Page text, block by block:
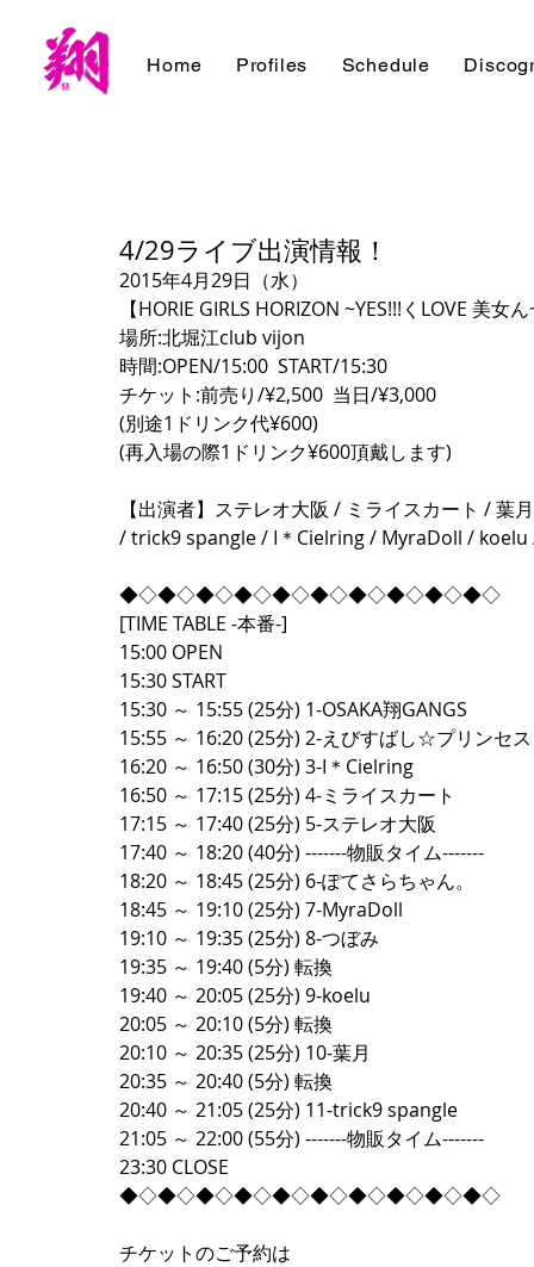
Home Profiles Schedule
4/29ライブ出演情報！
2015年4月29日（水）
【HORIE GIRLS HORIZON ~YES!!!くLOVE 美女
場所:北堀江club vijon
時間:OPEN/15:00  START/15:30
チケット:前売り/¥2,500  当日/¥3,000
(別途1ドリンク代¥600)
(再入場の際1ドリンク¥600頂戴します)
【出演者】ステレオ大阪 / ミライスカート /
/ trick9 spangle / I＊Cielring / MyraDoll / koelu
◆◇◆◇◆◇◆◇◆◇◆◇◆◇◆◇◆◇◆◇
[TIME TABLE -本番-]
15:00 OPEN
15:30 START
15:30 ～ 15:55 (25分) 1-OSAKA翔GANGS
15:55 ～ 16:20 (25分) 2-えびすばし☆プリンセ
16:20 ～ 16:50 (30分) 3-I＊Cielring
16:50 ～ 17:15 (25分) 4-ミライスカート
17:15 ～ 17:40 (25分) 5-ステレオ大阪
17:40 ～ 18:20 (40分) -------物販タイム-------
18:20 ～ 18:45 (25分) 6-ぽてさらちゃん。
18:45 ～ 19:10 (25分) 7-MyraDoll
19:10 ～ 19:35 (25分) 8-つぼみ
19:35 ～ 19:40 (5分) 転換
19:40 ～ 20:05 (25分) 9-koelu
20:05 ～ 20:10 (5分) 転換
20:10 ～ 20:35 (25分) 10-葉月
20:35 ～ 20:40 (5分) 転換
20:40 ～ 21:05 (25分) 11-trick9 spangle
21:05 ～ 22:00 (55分) -------物販タイム-------
23:30 CLOSE
◆◇◆◇◆◇◆◇◆◇◆◇◆◇◆◇◆◇◆◇
チケットのご予約は